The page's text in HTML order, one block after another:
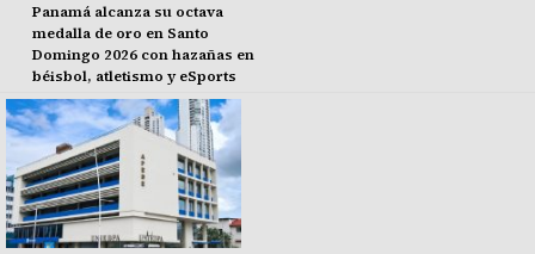
Panamá alcanza su octava
medalla de oro en Santo
Domingo 2026 con hazañas en
béisbol, atletismo y eSports